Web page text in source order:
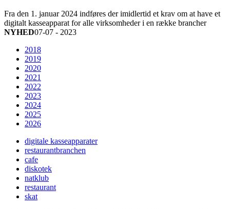
Fra den 1. januar 2024 indføres der imidlertid et krav om at have et
digitalt kasseapparat for alle virksomheder i en række brancher
NYHED07-07 - 2023
2018
2019
2020
2021
2022
2023
2024
2025
2026
digitale kasseapparater
restaurantbranchen
cafe
diskotek
natklub
restaurant
skat